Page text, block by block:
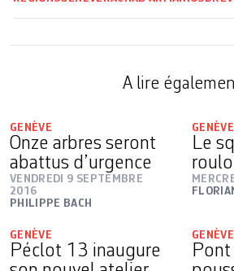
A lire
GENÈVE
Onze arbres seront
abattus d’urgence
VENDREDI 9 SEPTEMBRE
2016
PHILIPPE BACH
GENÈVE
Le
GENÈVE
Péclot 13 inaugure
GENÈVE
Pont